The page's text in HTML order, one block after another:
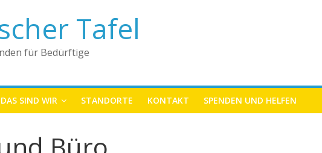
Tafel
für Bedürftige
DAS SIND WIR STANDORTE KONTAKT SPENDEN UND HELFEN